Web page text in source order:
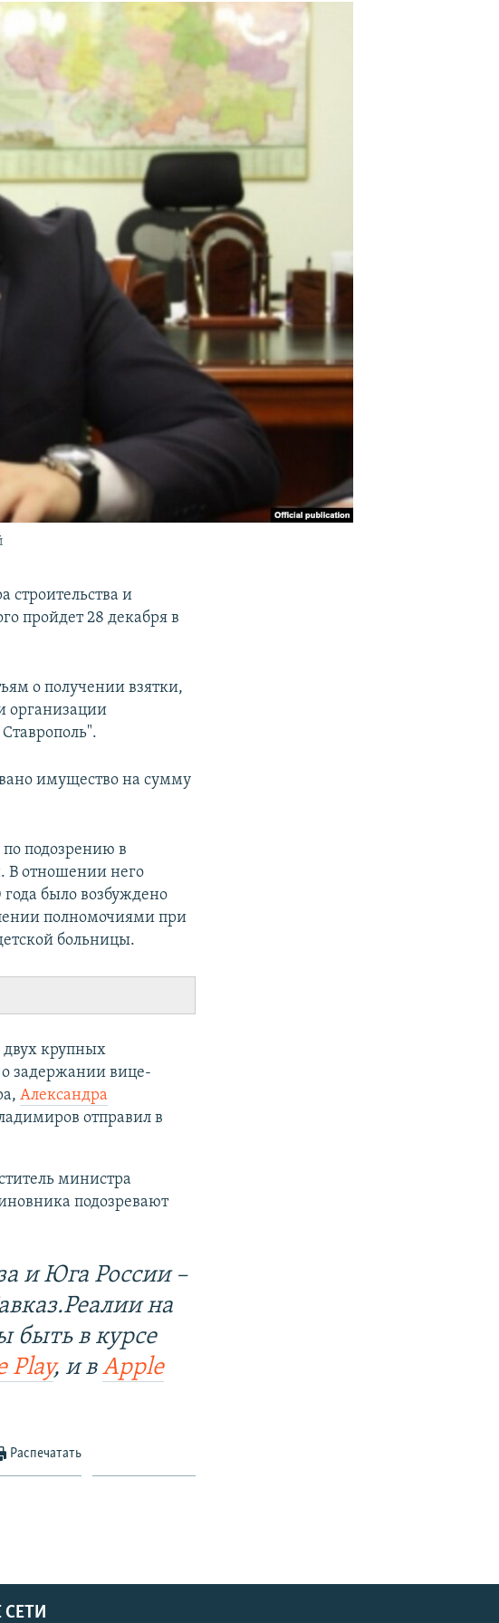
строительства и
пройдет 28 декабря в
о получении взятки,
организации
имущество на сумму
по подозрению в
В отношении него
года было возбуждено
полномочиями при
больницы.
двух крупных
задержании вице-
Александра
отправил в
министра
подозревают
и Юга России –
на
быть в курсе
Play, и вApple
Распечатать